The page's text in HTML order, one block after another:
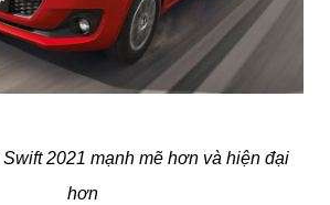
2021 mạnh mẽ hơn và hiện đại
hơn